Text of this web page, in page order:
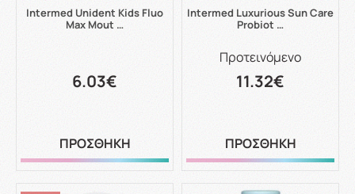
Intermed Unident Kids Fluo
Max Mout …
6.03€
ΠΡΟΣΘΗΚΗ
Intermed Luxurious Sun Care
Probiot …
Προτεινόμενο
11.32€
ΠΡΟΣΘΗΚΗ